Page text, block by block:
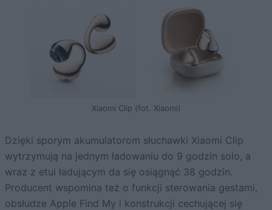
Xiaomi Clip (fot. Xiaomi)
Dzięki sporym akumulatorom słuchawki Xiaomi Clip
wytrzymują na jednym ładowaniu do 9 godzin solo, a
wraz z etui ładującym da się osiągnąć 38 godzin.
Producent wspomina też o funkcji sterowania gestami,
obsłudze Apple Find My i konstrukcji cechującej się